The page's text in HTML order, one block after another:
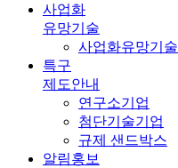
사업화
유망기술
사업화유망기술
특구
제도안내
연구소기업
첨단기술기업
규제 샌드박스
알림홍보